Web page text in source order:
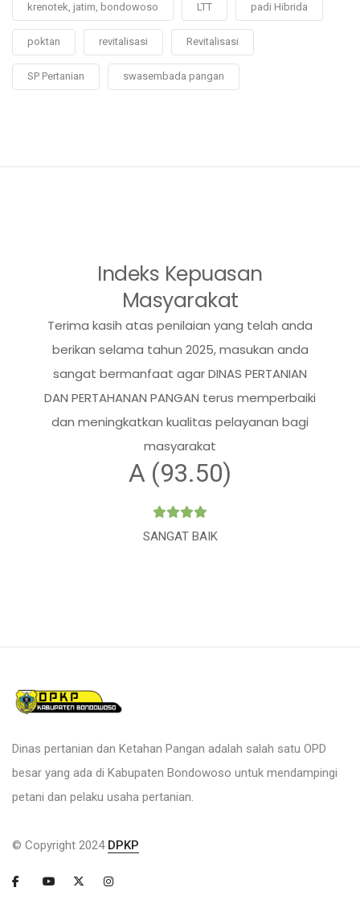
krenotek, jatim, bondowoso LTT padi Hibrida
poktan revitalisasi Revitalisasi
SP Pertanian swasembada pangan
Indeks Kepuasan
Masyarakat
Terima kasih atas penilaian yang telah anda
berikan selama tahun 2025, masukan anda
sangat bermanfaat agar DINAS PERTANIAN
DAN PERTAHANAN PANGAN terus memperbaiki
dan meningkatkan kualitas pelayanan bagi
masyarakat
A (93.50)
SANGAT BAIK
Dinas pertanian dan Ketahan Pangan adalah salah satu OPD
besar yang ada di Kabupaten Bondowoso untuk mendampingi
petani dan pelaku usaha pertanian.
© Copyright 2024 DPKP